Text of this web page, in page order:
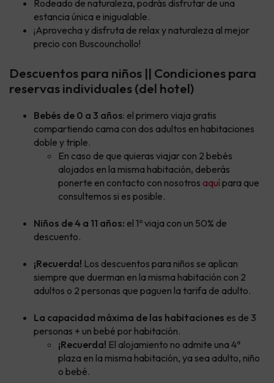
Rodeado de naturaleza, podrás disfrutar de una
estancia única e inigualable.
¡Aprovecha y disfruta de relax y naturaleza al mejor
precio con Buscounchollo!
Descuentos para niños || Condiciones para
reservas individuales (del hotel)
Bebés de 0 a 3 años: el primero viaja gratis
compartiendo cama con dos adultos en habitaciones
doble y triple.
En caso de que quieras viajar con 2 bebés
alojados en la misma habitación, deberás
ponerte en contacto con nosotros aquípara que
consultemos si es posible.
Niños de 4 a 11 años: el 1º viaja con un 50% de
descuento.
¡Recuerda! Los descuentos para niños se aplican
siempre que duerman en la misma habitación con 2
adultos o 2 personas que paguen la tarifa de adulto.
La capacidad máxima de las habitaciones es de 3
personas + un bebé por habitación.
¡Recuerda! El alojamiento no admite una 4ª
plaza en la misma habitación, ya sea adulto, niño
o bebé.